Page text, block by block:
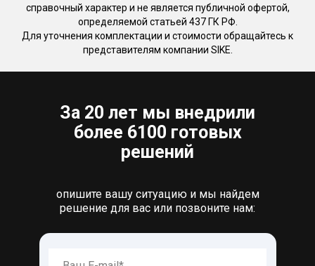
справочный характер и не является публичной офертой,
определяемой статьей 437 ГК РФ.
Для уточнения комплектации и стоимости обращайтесь к
представителям компании SIKE.
За 20 лет мы внедрили
более 6100 готовых
решений
опишите вашу ситуацию и мы найдем
решение для вас или позвоните нам: